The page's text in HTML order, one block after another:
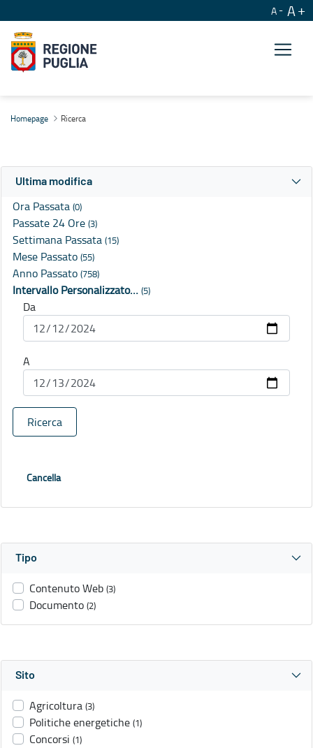
A A
Homepage Ricerca
Ultima modifica
Ora Passata (0)
Passate 24 Ore (3)
Settimana Passata (15)
Mese Passato (55)
Anno Passato (758)
Intervallo Personalizzato… (5)
Da
A
Ricerca
Cancella
Tipo
Contenuto Web (3)
Documento (2)
Sito
Agricoltura (3)
Politiche energetiche (1)
Concorsi (1)